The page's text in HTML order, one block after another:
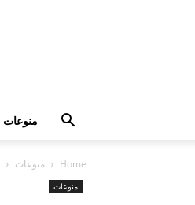
منوعات
Home منوعات
منوعات